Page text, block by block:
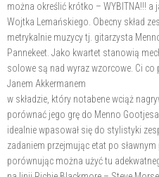
można określić krótko – WYBITNA!!! a
Wojtka Lemańskiego. Obecny skład
metrykalnie muzycy tj. gitarzysta
Pannekeet. Jako kwartet stanowią
solowe są nad wyraz wzorcowe. Ci
Janem Akkermanem
w składzie, który notabene wciąż
porównać jego grę do Menno
idealnie wpasował się do stylistyki
zadaniem przejmując etat po
porównując można użyć tu